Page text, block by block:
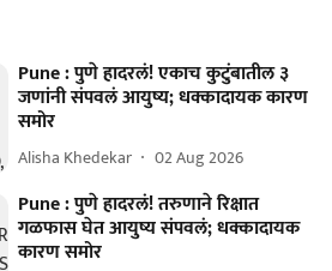
Pune : पुणे हादरलं! एकाच कुटुंबातील ३
जणांनी संपवलं आयुष्य; धक्कादायक कारण
समोर
Alisha Khedekar 02 Aug 2026
Pune : पुणे हादरलं! तरुणाने रिक्षात
गळफास घेत आयुष्य संपवलं; धक्कादायक
कारण समोर